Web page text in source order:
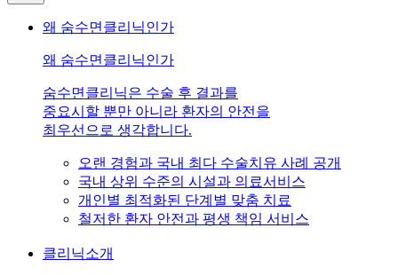
왜 숨수면클리닉인가
왜 숨수면클리닉인가
숨수면클리닉은 수술 후 결과를
중요시할 뿐만 아니라 환자의 안전을
최우선으로 생각합니다.
오랜 경험과 국내 최다 수술치유 사례 공개
국내 상위 수준의 시설과 의료서비스
개인별 최적화된 단계별 맞춤 치료
철저한 환자 안전과 평생 책임 서비스
클리닉소개